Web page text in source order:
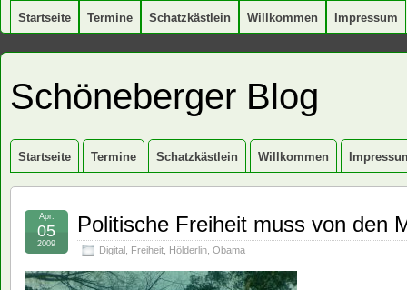
Startseite Termine Schatzkästlein Willkommen Impressum
Schöneberger Blog
Startseite Termine Schatzkästlein Willkommen
Politische Freiheit muss von den
Digital Freiheit Hölderlin Obama
Apr.
05
2009